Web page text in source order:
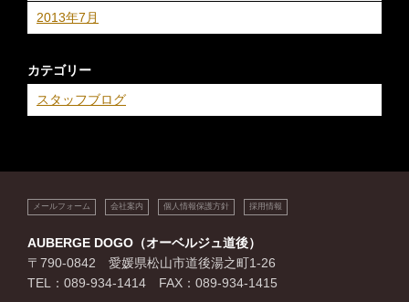
2013年7月
カテゴリー
スタッフブログ
メールフォーム 会社案内 個人情報保護方針 採用情報
AUBERGE DOGO（オーベルジュ道後）
〒790-0842 愛媛県松山市道後湯之町1-26
TEL：089-934-1414 FAX：089-934-1415